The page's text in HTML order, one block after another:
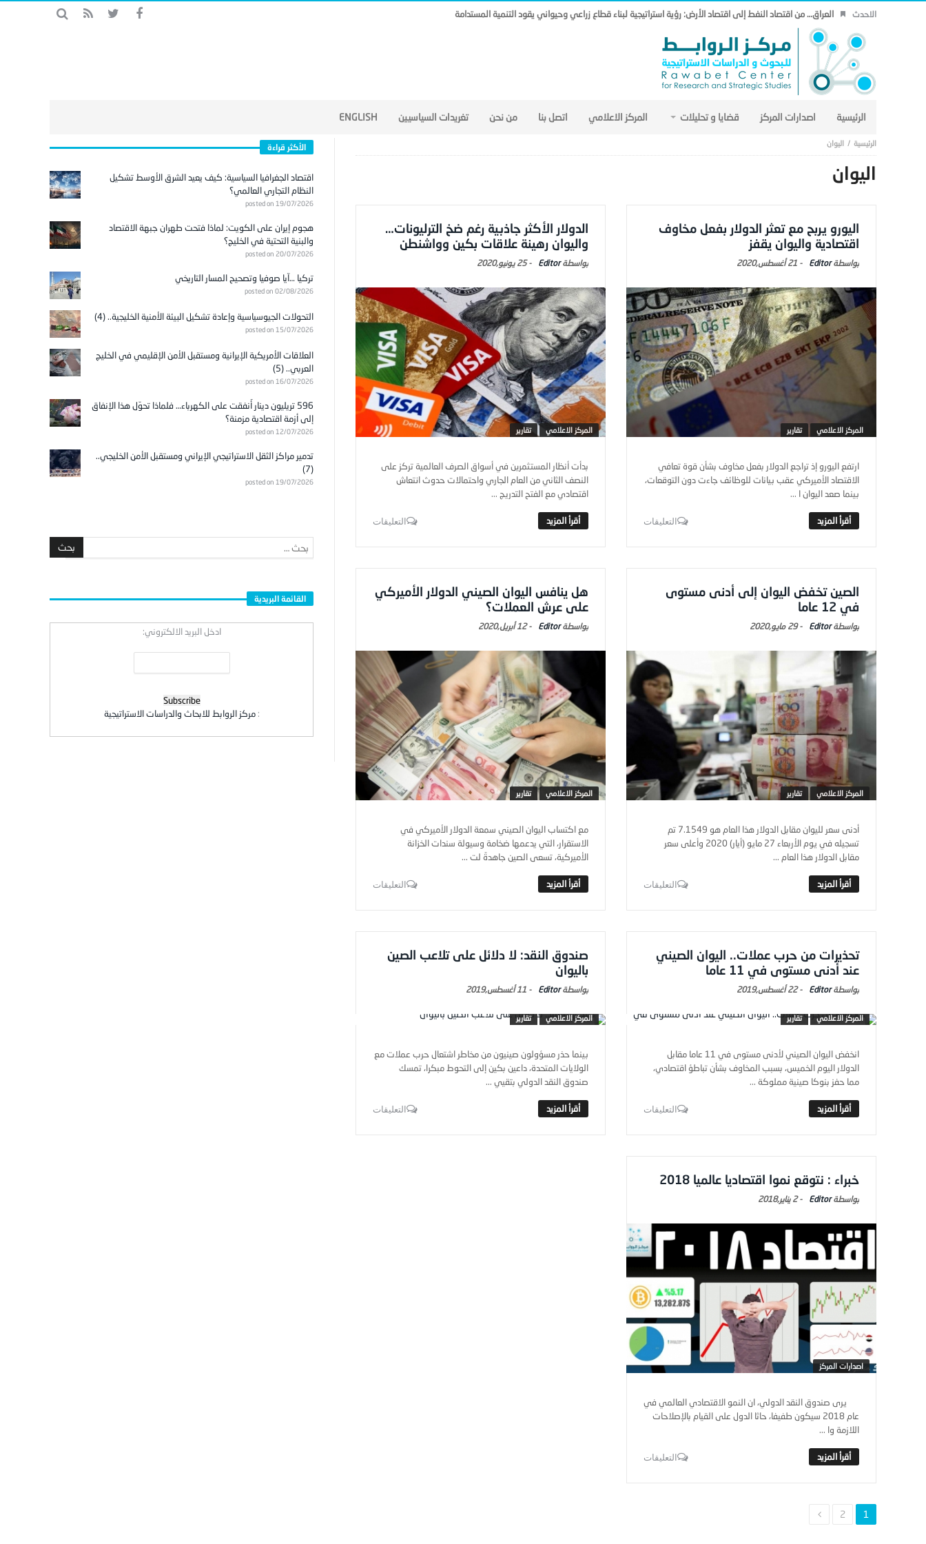
الاحدث العراق… من اقتصاد النفط إلى اقتصاد الأرض: رؤية استراتيجية لبناء قطاع زراعي وحيواني يقود التنمية المستدامة
الرئيسية اصدارات المركز قضايا و تحليلات المركز الاعلامي اتصل بنا من نحن تغريدات السياسيين ENGLISH
اليوان
اليوان
اليورو يربح مع تعثر الدولار بفعل مخاوف
اقتصادية واليوان يقفز
Editor
- 21 أغسطس,2020
المركز الاعلامي تقارير
ارتفع اليورو إذ تراجع الدولار بفعل مخاوف بشأن قوة تعافي
الاقتصاد الأميركي عقب بيانات للوظائف جاءت دون التوقعات،
بينما صعد اليوان ا ...
التعليقات
الدولار الأكثر جاذبية رغم ضخ الترليونات…
واليوان رهينة علاقات بكين وواشنطن
Editor
-25 يونيو,2020
المركز الاعلامي تقارير
بدأت أنظار المستثمرين في أسواق الصرف العالمية تركز على
النصف الثاني من العام الجاري واحتمالات حدوث انتعاش
اقتصادي مع الفتح التدريج ...
التعليقات
الصين تخفض اليوان إلى أدنى مستوى
في 12 عاما
Editor
-29 مايو,2020
المركز الاعلامي تقارير
أدنى سعر لليوان مقابل الدولار هذا العام هو 7.1549 تم
تسجيله في يوم الأربعاء 27 مايو (أيار) 2020 وأعلى سعر
مقابل الدولار هذا العام ...
التعليقات
هل ينافس اليوان الصيني الدولار الأميركي
على عرش العملات؟
Editor
-12 أبريل,2020
المركز الاعلامي تقارير
مع اكتساب اليوان الصيني سمعة الدولار الأميركي في
الاستقرار، التي يدعمها ضخامة وسيولة سندات الخزانة
الأميركية، تسعى الصين جاهدةً لت ...
التعليقات
تحذيرات من حرب عملات.. اليوان الصيني
عند أدنى مستوى في 11 عاما
Editor
-22 أغسطس,2019
المركز الاعلامي تقارير
انخفض اليوان الصيني لأدنى مستوى في 11 عاما مقابل
الدولار اليوم الخميس، بسبب المخاوف بشأن تباطؤ اقتصادي،
مما حفز بنوكا صينية مملوكة ...
التعليقات
صندوق النقد: لا دلائل على تلاعب الصين
باليوان
Editor
- 11 أغسطس,2019
المركز الاعلامي تقارير
بينما حذر مسؤولون صينيون من مخاطر اشتعال حرب عملات مع
الولايات المتحدة، داعين بكين إلى التحوط مبكرا، تمسك
صندوق النقد الدولي بتقيي ...
التعليقات
خبراء : نتوقع نموا اقتصاديا عالميا 2018
Editor
-2 يناير,2018
اصدارات المركز
يرى صندوق النقد الدولي، ان النمو الاقتصادي العالمي في
عام 2018 سيكون طفيفا، حاثا الدول على القيام بالإصلاحات
اللازمة وا ...
التعليقات
1
2
الأكثر قراءة
اقتصاد الجغرافيا السياسية: كيف يعيد الشرق الأوسط تشكيل
النظام التجاري العالمي؟
posted on 19/07/2026
هجوم إيران على الكويت: لماذا فتحت طهران جبهة الاقتصاد
والبنية التحتية في الخليج؟
posted on 20/07/2026
تركيا …آيا صوفيا وتصحيح المسار التاريخي
posted on 02/08/2026
التحولات الجيوسياسية وإعادة تشكيل البيئة الأمنية الخليجية.. (4)
posted on 15/07/2026
العلاقات الأمريكية الإيرانية ومستقبل الأمن الإقليمي في الخليج
العربي.. (5)
posted on 16/07/2026
596 تريليون دينار أُنفقت على الكهرباء… فلماذا تحوّل هذا الإنفاق
إلى أزمة اقتصادية مزمنة؟
posted on 12/07/2026
تدمير مراكز الثقل الاستراتيجي الإيراني ومستقبل الأمن الخليجي..
(7)
posted on 19/07/2026
القائمة البريدية
ادخل البريد الالكتروني:
:مركز الروابط للابحاث والدراسات الاستراتيجية